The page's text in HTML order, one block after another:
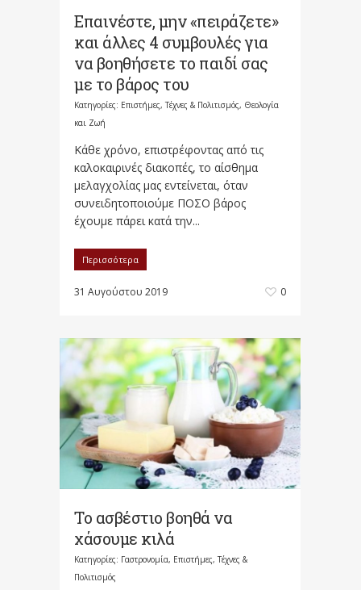
Επαινέστε, μην «πειράζετε»
και άλλες 4 συμβουλές για
να βοηθήσετε το παιδί σας
με το βάρος του
Κατηγορίες: Επιστήμες, Τέχνες & Πολιτισμός, Θεολογία
και Ζωή
Κάθε χρόνο, επιστρέφοντας από τις
καλοκαιρινές διακοπές, το αίσθημα
μελαγχολίας μας εντείνεται, όταν
συνειδητοποιούμε ΠΟΣΟ βάρος
έχουμε πάρει κατά την...
Περισσότερα
31 Αυγούστου 2019 0
Το ασβέστιο βοηθά να
χάσουμε κιλά
Κατηγορίες: Γαστρονομία, Επιστήμες, Τέχνες &
Πολιτισμός